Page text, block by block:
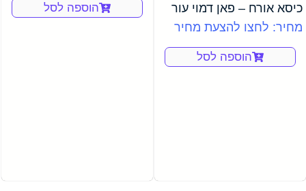
כיסא אורח – פאן דמוי עור
מחיר: לחצו להצעת מחיר
הוספה לסל
הוספה לסל